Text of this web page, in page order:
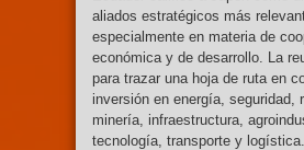
aliados estratégicos más
especialmente en materia de
económica y de desarrollo. La
para trazar una hoja de ruta en
inversión en energía, seguridad,
minería, infraestructura,
tecnología, transporte y logística.